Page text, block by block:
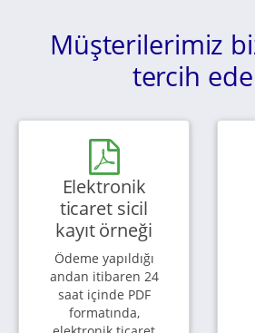
Müşterilerimiz
tercih
Elektronik
ticaret sicil
kayıt örneği
Ödeme yapıldığı
andan itibaren 24
saat içinde PDF
formatında,